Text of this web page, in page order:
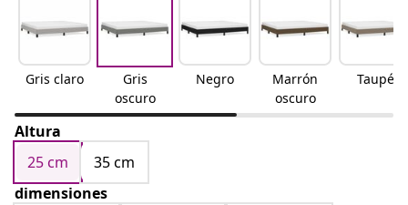
Gris claro
Gris
oscuro
Negro
Marrón
oscuro
Taupé
Altura
25 cm
35 cm
dimensiones